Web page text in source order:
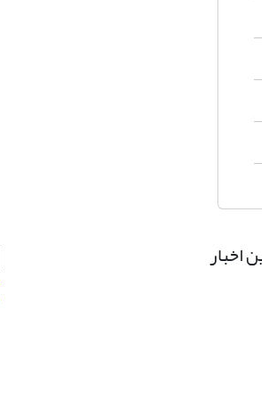
اخبار